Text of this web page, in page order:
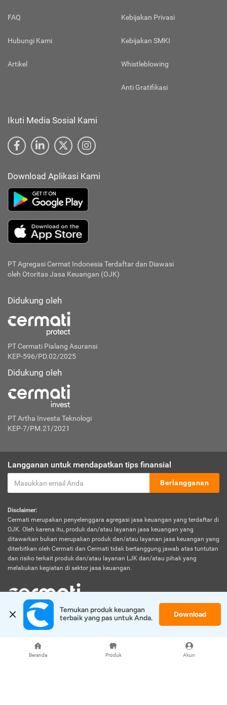
Beranda Produk Akun
FAQ
Hubungi Kami
Artikel
Kebijakan Privasi
Kebijakan SMKI
Whistleblowing
Anti Gratifikasi
Ikuti Media Sosial Kami
Download Aplikasi Kami
PT Agregasi Cermat Indonesia Terdaftar dan Diawasi
oleh Otoritas Jasa Keuangan (OJK)
Didukung oleh
PT Cermati Pialang Asuransi
KEP-596/PD.02/2025
Didukung oleh
PT Artha Investa Teknologi
KEP-7/PM.21/2021
Langganan untuk mendapatkan tips finansial
Berlangganan
Disclaimer:
Cermati merupakan penyelenggara agregasi jasa keuangan yang terdaftar di
OJK. Oleh karena itu, produk dan/atau layanan jasa keuangan yang
ditawarkan bukan merupakan produk dan/atau layanan jasa keuangan yang
diterbitkan oleh Cermati dan Cermati tidak bertanggung jawab atas tuntutan
dan risiko terkait produk dan/atau layanan LJK dan/atau pihak yang
melakukan kegiatan di sektor jasa keuangan.
© 2026 Cermati. All Rights Reserved.
Temukan produk keuangan
terbaik yang pas untuk Anda.
Download